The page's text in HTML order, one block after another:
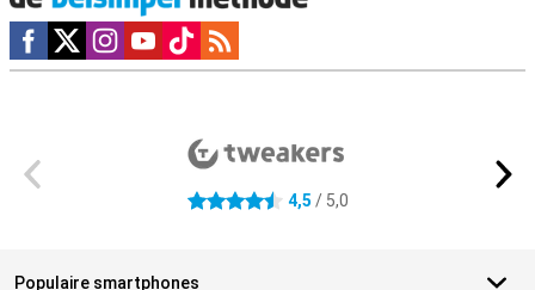
Social media
4.5 sterren 4,5 / 5,0
Populaire smartphones